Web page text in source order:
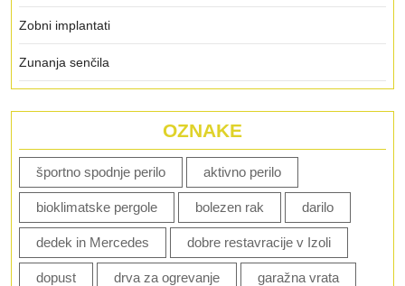
Zobni implantati
Zunanja senčila
OZNAKE
športno spodnje perilo aktivno perilo
bioklimatske pergole bolezen rak darilo
dedek in Mercedes dobre restavracije v Izoli
dopust drva za ogrevanje garažna vrata